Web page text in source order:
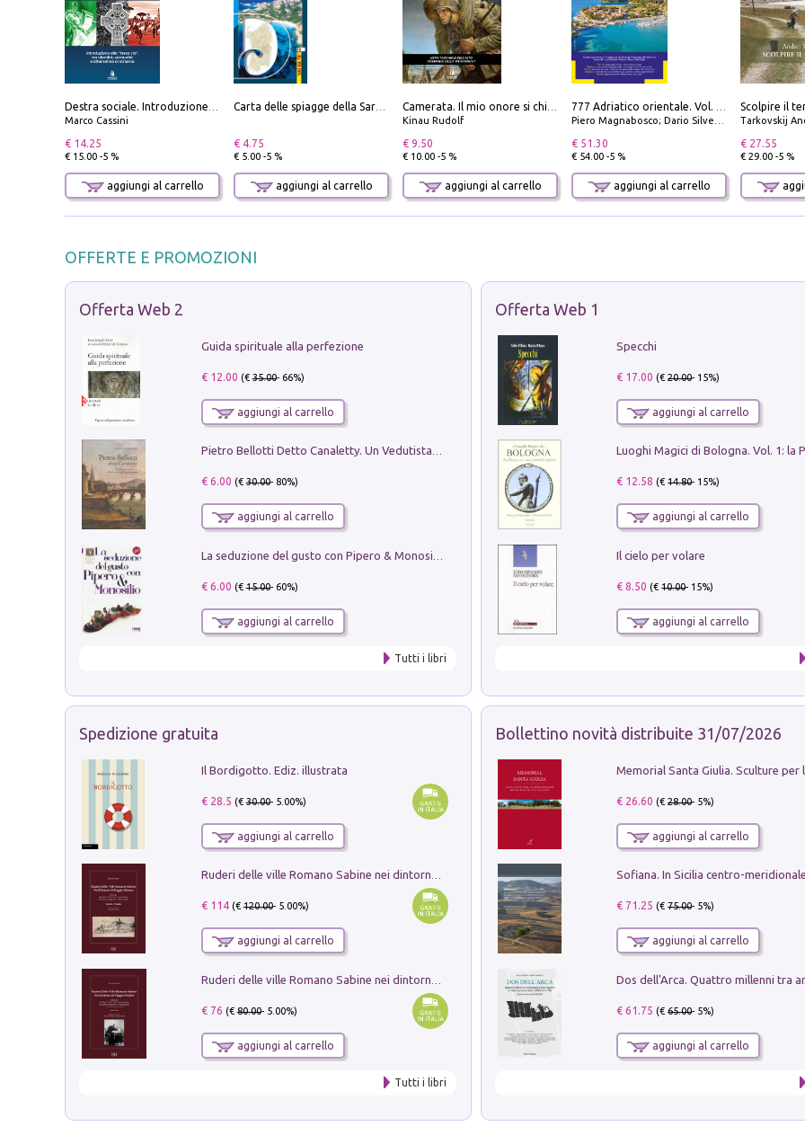
Destra sociale. Introduzione alla «terza via», tra identità, comunità e alternativa al sistema
Marco Cassini
€ 14.25
€ 15.00 -5 %
aggiungi al carrello
Carta delle spiagge della Sardegna. Con custodia
€ 4.75
€ 5.00 -5 %
aggiungi al carrello
Camerata. Il mio onore si chiama fedeltà
Kinau Rudolf
€ 9.50
€ 10.00 -5 %
aggiungi al carrello
777 Adriatico orientale. Vol. 1: Istria, Costa della Dalmazia da Smrika a Zara, Isole del Quarnaro, Pag, Arcipelaghi di Zara, Sibenico e Incoronate
Piero Magnabosco; Dario Silvestro; Marco Sbrizzi
€ 51.30
€ 54.00 -5 %
aggiungi al carrello
Tarkovskij
€ 27.55
€ 29.00 -5 %
OFFERTE E PROMOZIONI
Offerta Web 2
Guida spirituale alla perfezione
€ 12.00 (€35.00- 66%)
aggiungi al carrello
Pietro Bellotti Detto Canaletty. Un Vedutista Veneziano nella Francia dell'Ancien Régime
€ 6.00 (€30.00- 80%)
aggiungi al carrello
€ 6.00 (€15.00- 60%)
aggiungi al carrello
Tutti i libri
Offerta Web 1
Specchi
€ 17.00 (€20.00- 15%)
aggiungi al carrello
€ 12.58 (€14.80- 15%)
aggiungi al carrello
Il cielo per volare
€ 8.50 (€10.00- 15%)
aggiungi al carrello
Spedizione gratuita
Il Bordigotto. Ediz. illustrata
€ 28.5 (€30.00- 5.00%)
aggiungi al carrello
Ruderi delle ville Romano Sabine nei dintorni di Poggio Mirteto. Illustrati dal dott.re prof.re cav.re Ercole Nardi regio ispettore degli scavi e monumenti. Anno 1885. Tavole e studio. Con 25 tavole fuori testo in cartella editoriale
€ 114(€120.00- 5.00%)
aggiungi al carrello
€ 76 (€80.00- 5.00%)
aggiungi al carrello
Tutti i libri
Bollettino novità distribuite 31/07/2026
€ 26.60 (€28.00- 5%)
aggiungi al carrello
€ 71.25 (€75.00- 5%)
aggiungi al carrello
€ 61.75 (€65.00- 5%)
aggiungi al carrello